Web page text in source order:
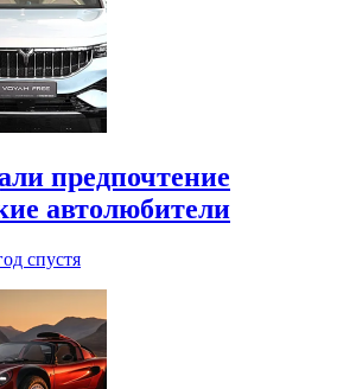
предпочтение
автолюбители
спустя